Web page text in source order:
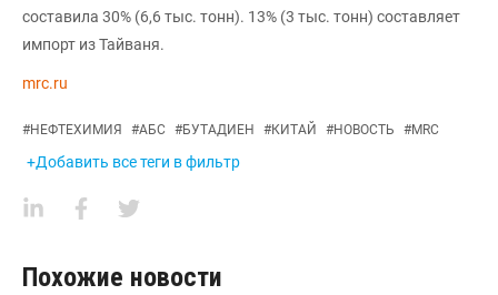
составила 30% (6,6 тыс. тонн). 13% (3 тыс. тонн) составляет
импорт из Тайваня.
mrc.ru
#НЕФТЕХИМИЯ #АБС #БУТАДИЕН #КИТАЙ #НОВОСТЬ #MRC
+Добавить все теги в фильтр
Похожие новости